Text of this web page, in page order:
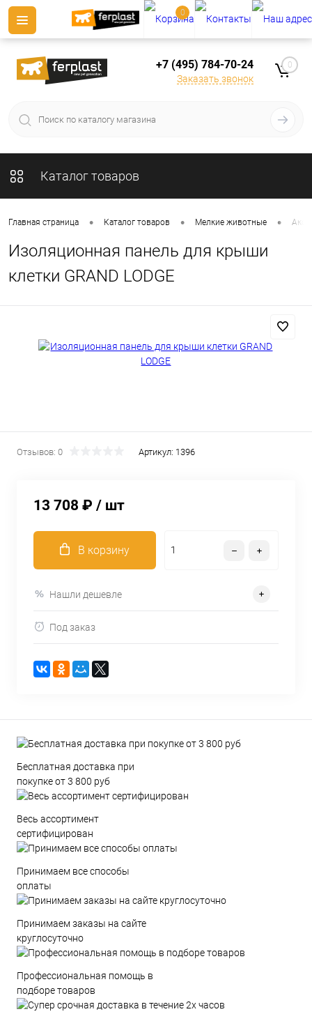
+7 (495) 784-70-24
Заказать звонок
0
Каталог товаров
Главная страница • Каталог товаров • Мелкие животные •
Изоляционная панель для крыши
клетки GRAND LODGE
Отзывов: 0 Артикул: 1396
13 708 ₽ / шт
В корзину
Нашли дешевле
Под заказ
Бесплатная доставка при
покупке от 3 800 руб
Весь ассортимент
сертифицирован
Принимаем все способы
оплаты
Принимаем заказы на сайте
круглосуточно
Профессиональная помощь в
подборе товаров
0